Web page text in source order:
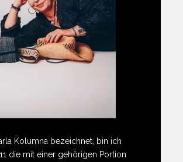
Kolumna bezeichnet, bin ich
die mit einer gehörigen Portion